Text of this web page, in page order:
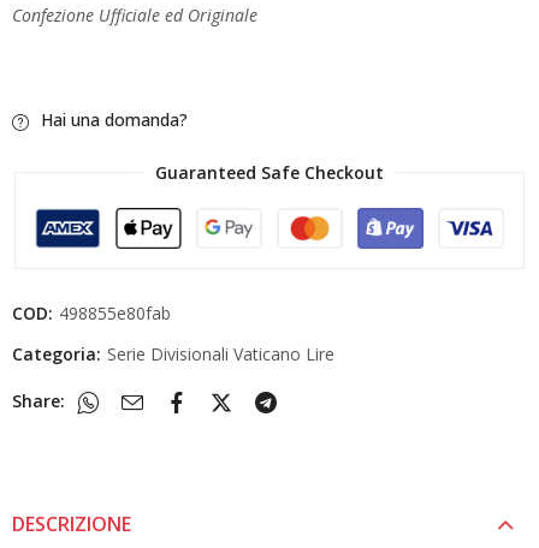
Confezione Ufficiale ed Originale
Hai una domanda?
Guaranteed Safe Checkout
COD: 498855e80fab
Categoria: Serie Divisionali Vaticano Lire
Share:
DESCRIZIONE